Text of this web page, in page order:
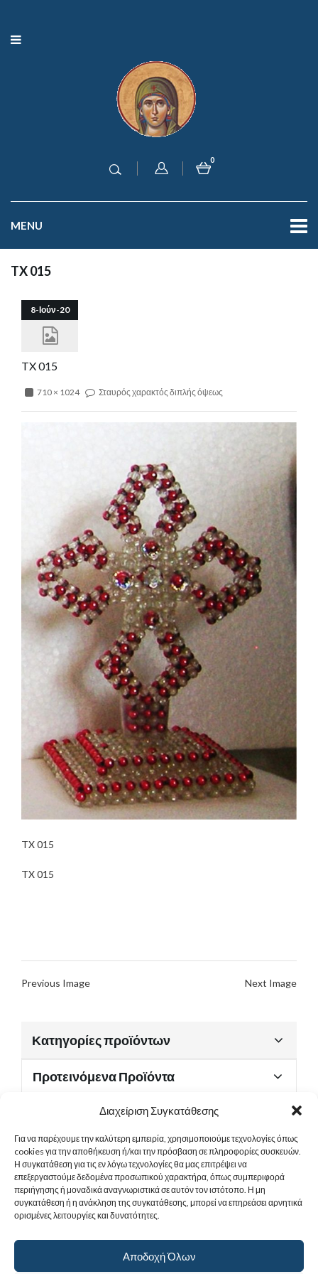
Διαχείριση Συγκατάθεσης
Για να παρέχουμε την καλύτερη εμπειρία, χρησιμοποιούμε τεχνολογίες όπως
cookies για την αποθήκευση ή/και την πρόσβαση σε πληροφορίες συσκευών.
Η συγκατάθεση για τις εν λόγω τεχνολογίες θα μας επιτρέψει να
επεξεργαστούμε δεδομένα προσωπικού χαρακτήρα, όπως συμπεριφορά
περιήγησης ή μοναδικά αναγνωριστικά σε αυτόν τον ιστότοπο. Η μη
συγκατάθεση ή η ανάκληση της συγκατάθεσης, μπορεί να επηρεάσει αρνητικά
ορισμένες λειτουργίες και δυνατότητες.
Αποδοχή Όλων
0
MENU
TX 015
8-Ιούν-20
TX 015
710 × 1024 Σταυρός χαρακτός διπλής όψεως
TX 015
TX 015
Previous Image Next Image
Κατηγορίες προϊόντων
Προτεινόμενα Προϊόντα
Χρήσιμα Έγγραφα
Sitemap
Στοιχεία Επικοινωνίας